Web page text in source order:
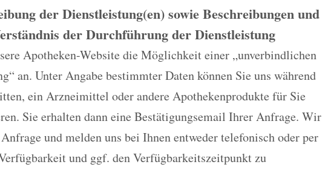
der Dienstleistung(en) sowie Beschreibungen und
der Durchführung der Dienstleistung
Apotheken-Website die Möglichkeit einer „unverbindlichen
an. Unter Angabe bestimmter Daten können Sie uns während
ein Arzneimittel oder andere Apothekenprodukte für Sie
Sie erhalten dann eine Bestätigungsemail Ihrer Anfrage. Wir
und melden uns bei Ihnen entweder telefonisch oder per
und ggf. den Verfügbarkeitszeitpunkt zu